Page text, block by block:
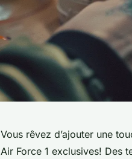
Vous rêvez d’ajouter une
Air Force 1 exclusives! Des